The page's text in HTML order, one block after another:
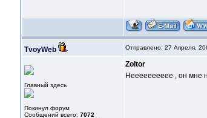
TvoyWeb Отправлено: 27 Апреля,
Главный здесь
Покинул форум
Сообщений всего: 7072
Zoltor
Нееееееееее , он мне